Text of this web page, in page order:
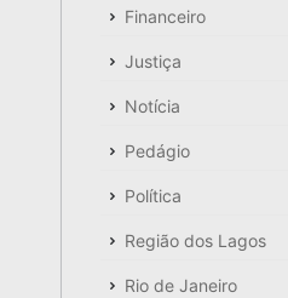
Financeiro
Justiça
Notícia
Pedágio
Política
Região dos Lagos
Rio de Janeiro